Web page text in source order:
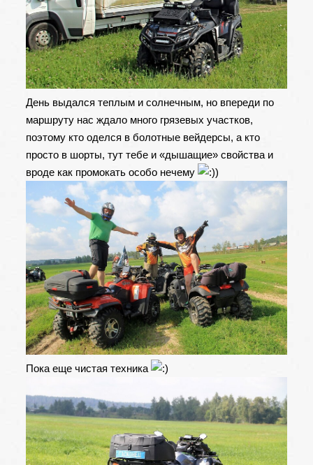
День выдался теплым и солнечным, но впереди по
маршруту нас ждало много грязевых участков,
поэтому кто оделся в болотные вейдерсы, а кто
просто в шорты, тут тебе и «дышащие» свойства и
вроде как промокать особо нечему
)
Пока еще чистая техника